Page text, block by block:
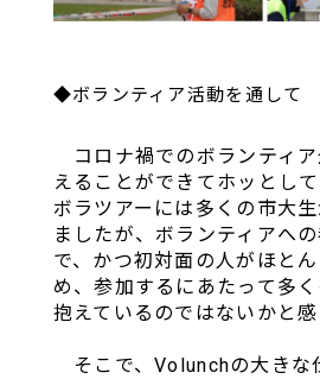
◆ボランティア活動を通して
コロナ禍でのボランティ
えることができてホッとし
ボラツアーには多くの市大
ましたが、ボランティアへ
で、かつ初対面の人がほと
め、参加するにあたって多
抱えているのではないかと感
そこで、Volunchの大きな